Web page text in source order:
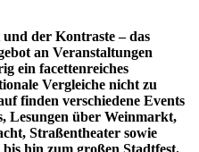
der Kontraste – das
an Veranstaltungen
ein facettenreiches
Vergleiche nicht zu
finden verschiedene Events
Lesungen über Weinmarkt,
Straßentheater sowie